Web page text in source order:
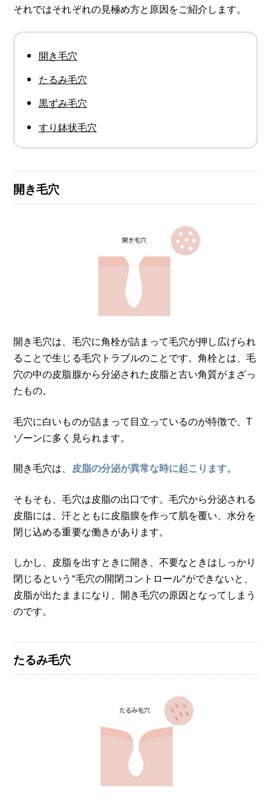
それではそれぞれの見極め方と原因をご紹介します。
開き毛穴
たるみ毛穴
黒ずみ毛穴
すり鉢状毛穴
開き毛穴
開き毛穴は、毛穴に角栓が詰まって毛穴が押し広げられ
ることで生じる毛穴トラブルのことです。角栓とは、毛
穴の中の皮脂腺から分泌された皮脂と古い角質がまざっ
たもの。
毛穴に白いものが詰まって目立っているのが特徴で、T
ゾーンに多く見られます。
開き毛穴は、 皮脂の分泌が異常な時に起こります。
そもそも、毛穴は皮脂の出口です。毛穴から分泌される
皮脂には、汗とともに皮脂膜を作って肌を覆い、水分を
閉じ込める重要な働きがあります。
しかし、皮脂を出すときに開き、不要なときはしっかり
閉じるという"毛穴の開閉コントロール"ができないと、
皮脂が出たままになり、開き毛穴の原因となってしまう
のです。
たるみ毛穴